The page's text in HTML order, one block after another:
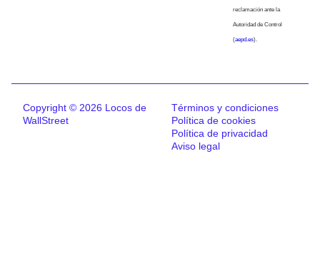
reclamación ante la
Autoridad de Control
(aepd.es).
Copyright © 2026 Locos de
WallStreet
Términos y condiciones
Política de cookies
Política de privacidad
Aviso legal